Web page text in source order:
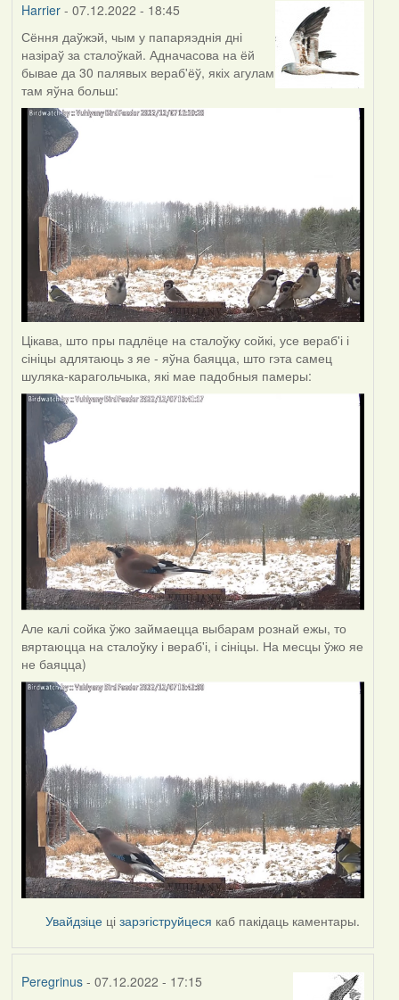
Harrier- 07.12.2022 - 18:45
Сёння даўжэй, чым у папаряэднія дні
назіраў за сталоўкай. Адначасова на ёй
бывае да 30 палявых вераб'ёў, якіх агулам
там яўна больш:
Цікава, што пры падлёце на сталоўку сойкі, усе вераб'і і
сініцы адлятаюць з яе - яўна баяцца, што гэта самец
шуляка-карагольчыка, які мае падобныя памеры:
Але калі сойка ўжо займаецца выбарам рознай ежы, то
вяртаюцца на сталоўку і вераб'і, і сініцы. На месцы ўжо яе
не баяцца)
Увайдзіце цізарэгіструйцеся каб пакідаць каментары.
Peregrinus- 07.12.2022 - 17:15